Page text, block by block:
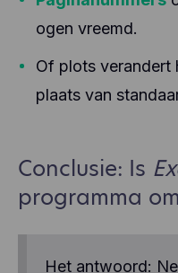
ogen vreemd.
Of plots verandert
plaats van
Conclusie: Is
programma
Het antwoord: